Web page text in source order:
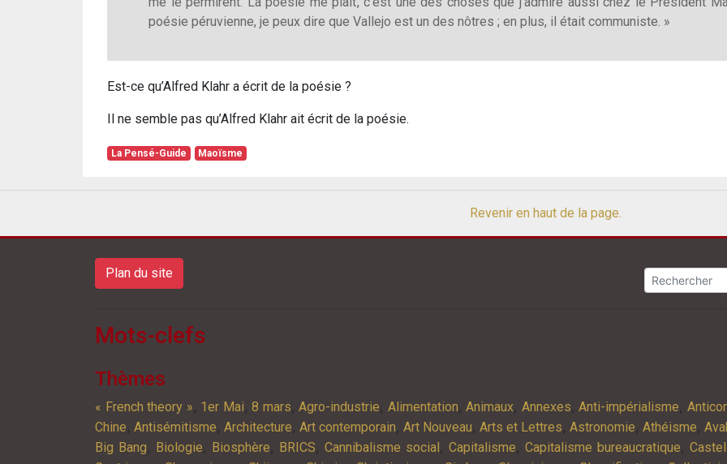
poésie péruvienne, je peux dire que Vallejo est un des nôtres ; en plus, il était communiste. »
Est-ce qu’Alfred Klahr a écrit de la poésie ?
Il ne semble pas qu’Alfred Klahr ait écrit de la poésie.
La Pensé-Guide Maoïsme
Revenir en haut de la page.
Plan du site
Mots-clefs
Thèmes
« French theory », 1er Mai, 8 mars, Agro-industrie, Alimentation, Animaux, Annexes, Anti-impérialisme,
Chine, Antisémitisme, Architecture, Art contemporain, Art Nouveau, Arts et Lettres, Astronomie, Athéisme,
Big Bang, Biologie, Biosphère, BRICS, Cannibalisme social, Capitalisme, Capitalisme bureaucratique,